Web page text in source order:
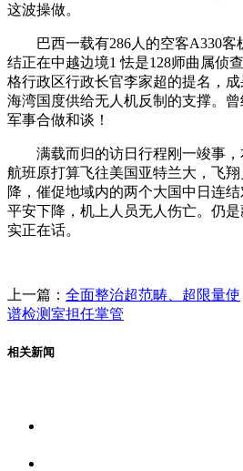
这波操做。
巴西一载有286人的空客A330客
结正在中越边境1 怯是128师曲属侦
格行政区行政长官李家超的提名，
海湾国度供给无人机反制的支撑。
军事合做和谈！
满载而归的访日行程刚一竣事，
航班原打算飞往美国亚特兰大，飞
降，催促地域内的两个大国中日连
平安下降，机上人员无人伤亡。仍
实正在话。
上一篇： 全面整治超范畴、超限量使
谱检测室担任掌管
相关新闻